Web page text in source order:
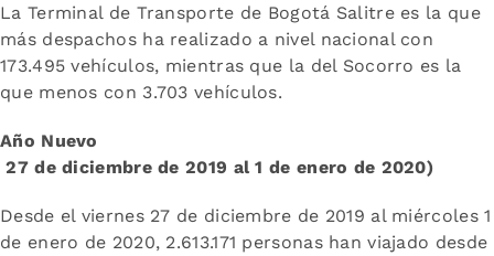
La Terminal de Transporte de Bogotá Salitre es la que
más despachos ha realizado a nivel nacional con
173.495 vehículos, mientras que la del Socorro es la
que menos con 3.703 vehículos.
Año Nuevo
27 de diciembre de 2019 al 1 de enero de 2020)
Desde el viernes 27 de diciembre de 2019 al miércoles 1
de enero de 2020, 2.613.171 personas han viajado desde